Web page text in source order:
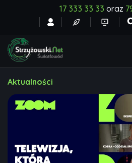
17 333 33 33 oraz
Aktualności